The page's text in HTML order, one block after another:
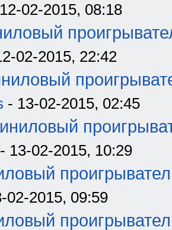
02-2015, 08:18
02-2015, 22:42
- 13-02-2015, 02:45
- 13-02-2015, 10:29
02-2015, 09:59